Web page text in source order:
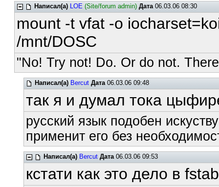
Написал(а) LOE (Site/forum admin) Дата06.03.06 08:30
mount -t vfat -o
/mnt/DOSC
"No! Try not! Do. Or do not.
Написал(а) Bercut Дата06.03.06 09:48
так я и думал тока
русский язык подобен
применит его без
Написал(а) Bercut Дата06.03.06 09:53
кстати как это дело в